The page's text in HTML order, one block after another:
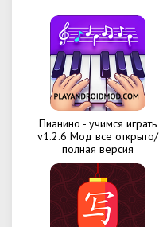
Пианино - учимся играть
v1.2.6 Мод все открыто/
полная версия